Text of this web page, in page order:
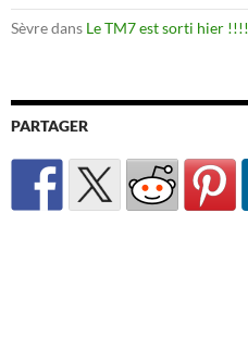
Sèvredans Le TM7 est sorti hier
PARTAGER